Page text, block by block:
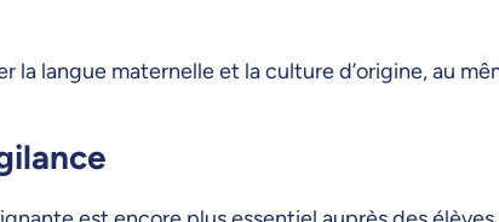
langue maternelle et la culture d’origine, au